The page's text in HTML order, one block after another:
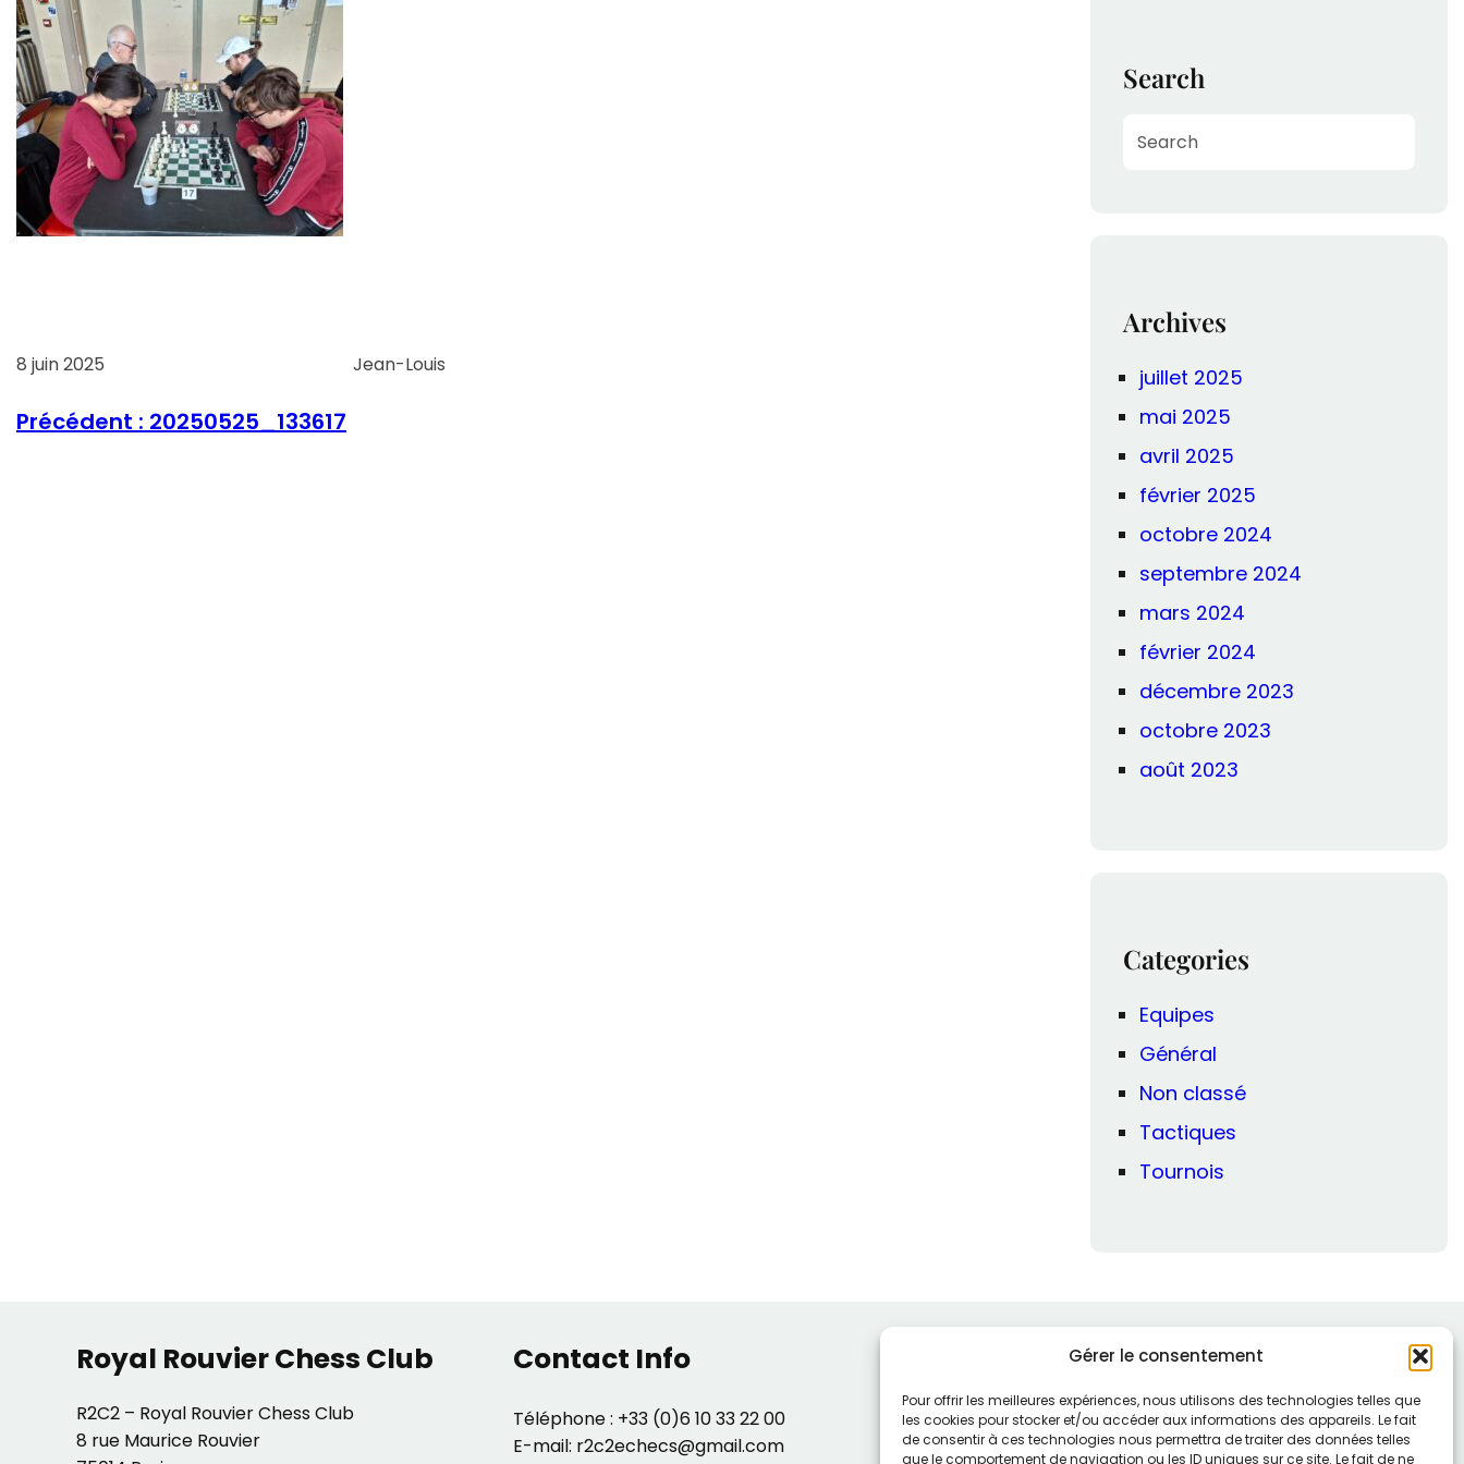
Gérer le consentement
Pour offrir les meilleures expériences, nous utilisons des technologies telles que
les cookies pour stocker et/ou accéder aux informations des appareils. Le fait
de consentir à ces technologies nous permettra de traiter des données telles
que le comportement de navigation ou les ID uniques sur ce site. Le fait de ne
8 juin 2025 Jean-Louis
Précédent : 20250525_133617
Search
Archives
juillet 2025
mai 2025
avril 2025
février 2025
octobre 2024
septembre 2024
mars 2024
février 2024
décembre 2023
octobre 2023
août 2023
Categories
Equipes
Général
Non classé
Tactiques
Tournois
Royal Rouvier Chess Club
R2C2 – Royal Rouvier Chess Club
8 rue Maurice Rouvier
Contact Info
Téléphone : +33 (0)6 10 33 22 00
E-mail: r2c2echecs@gmail.com